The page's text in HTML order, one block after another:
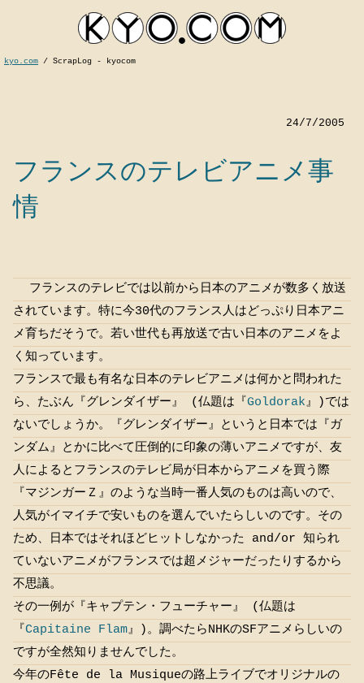
kyo.com / ScrapLog - kyocom
24/7/2005
フランスのテレビアニメ事
情
フランスのテレビでは以前から日本のアニメが数多く放送
されています。特に今30代のフランス人はどっぷり日本アニ
メ育ちだそうで。若い世代も再放送で古い日本のアニメをよ
く知っています。
フランスで最も有名な日本のテレビアニメは何かと問われた
ら、たぶん『グレンダイザー』 (仏題は『 Goldorak』)では
ないでしょうか。『グレンダイザー』というと日本では『ガ
ンダム』とかに比べて圧倒的に印象の薄いアニメですが、友
人によるとフランスのテレビ局が日本からアニメを買う際
『マジンガーＺ』のような当時一番人気のものは高いので、
人気がイマイチで安いものを選んでいたらしいのです。その
ため、日本ではそれほどヒットしなかった and/or 知られ
ていないアニメがフランスでは超メジャーだったりするから
不思議。
その一例が『キャプテン・フューチャー』 (仏題は
『 Capitaine Flam』)。調べたらNHKのSFアニメらしいの
ですが全然知りませんでした。
今年のFête de la Musiqueの路上ライブでオリジナルの